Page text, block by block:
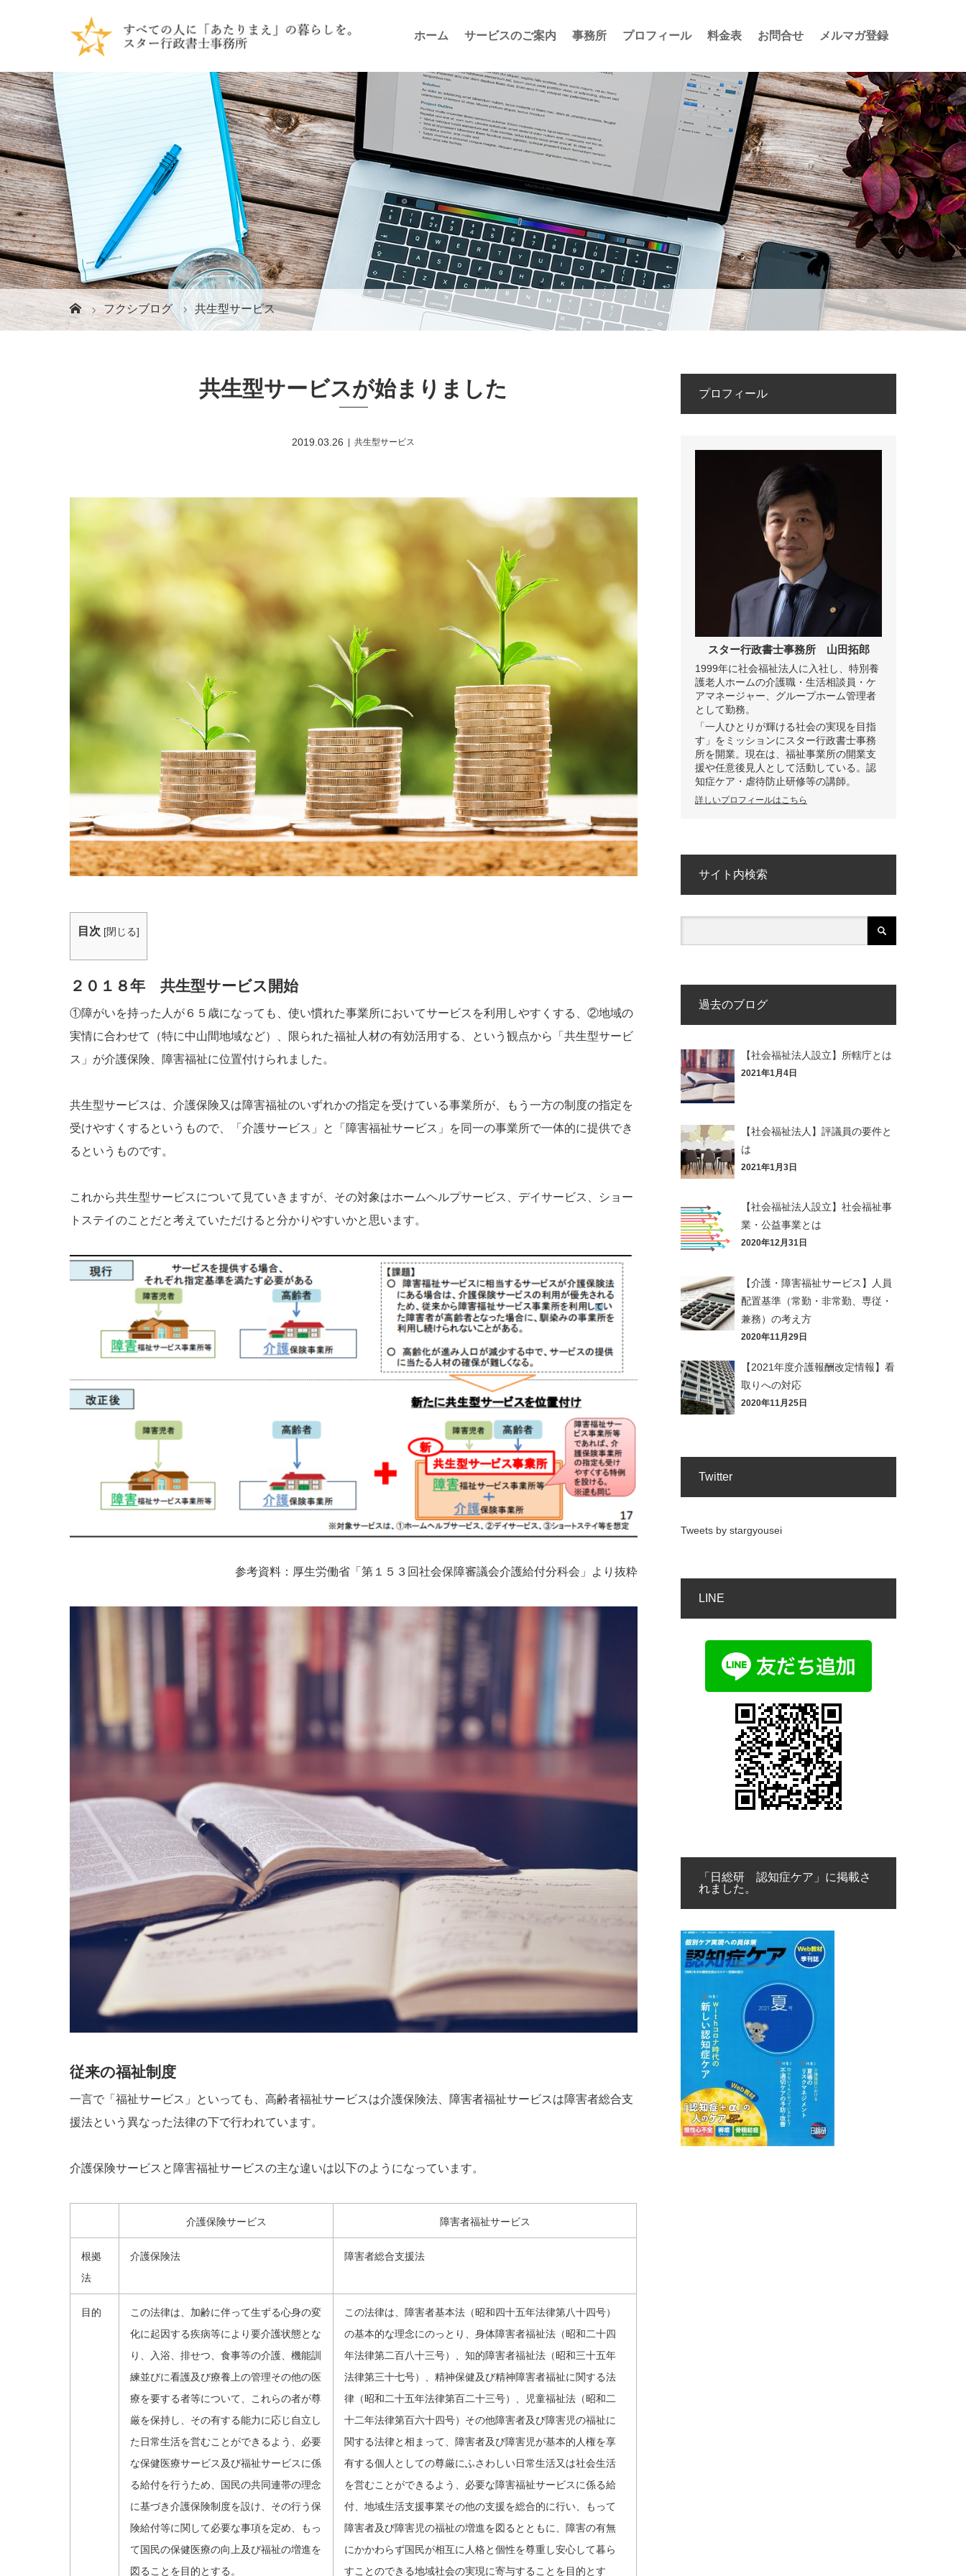
ホーム サービスのご案内 事務所 プロフィール 料金表 お問合せ メルマガ登録
フクシブログ 共生型サービス
共生型サービスが始まりました
2019.03.26 共生型サービス
目次 [閉じる]
２０１８年 共生型サービス開始
①障がいを持った人が６５歳になっても、使い慣れた事業所においてサービスを利用しやすくする、②地域の
実情に合わせて（特に中山間地域など）、限られた福祉人材の有効活用する、という観点から「共生型サービ
ス」が介護保険、障害福祉に位置付けられました。
共生型サービスは、介護保険又は障害福祉のいずれかの指定を受けている事業所が、もう一方の制度の指定を
受けやすくするというもので、「介護サービス」と「障害福祉サービス」を同一の事業所で一体的に提供でき
るというものです。
これから共生型サービスについて見ていきますが、その対象はホームヘルプサービス、デイサービス、ショー
トステイのことだと考えていただけると分かりやすいかと思います。
参考資料：厚生労働省「第１５３回社会保障審議会介護給付分科会」より抜粋
従来の福祉制度
一言で「福祉サービス」といっても、高齢者福祉サービスは介護保険法、障害者福祉サービスは障害者総合支
援法という異なった法律の下で行われています。
介護保険サービスと障害福祉サービスの主な違いは以下のようになっています。
介護保険サービス 障害者福祉サービス
根拠
法
介護保険法 障害者総合支援法
目的
この法律は、加齢に伴って生ずる心身の変
化に起因する疾病等により要介護状態とな
り、入浴、排せつ、食事等の介護、機能訓
練並びに看護及び療養上の管理その他の医
療を要する者等について、これらの者が尊
厳を保持し、その有する能力に応じ自立し
た日常生活を営むことができるよう、必要
な保健医療サービス及び福祉サービスに係
る給付を行うため、国民の共同連帯の理念
に基づき介護保険制度を設け、その行う保
険給付等に関して必要な事項を定め、もっ
て国民の保健医療の向上及び福祉の増進を
図ることを目的とする。
この法律は、障害者基本法（昭和四十五年法律第八十四号）
の基本的な理念にのっとり、身体障害者福祉法（昭和二十四
年法律第二百八十三号）、知的障害者福祉法（昭和三十五年
法律第三十七号）、精神保健及び精神障害者福祉に関する法
律（昭和二十五年法律第百二十三号）、児童福祉法（昭和二
十二年法律第百六十四号）その他障害者及び障害児の福祉に
関する法律と相まって、障害者及び障害児が基本的人権を享
有する個人としての尊厳にふさわしい日常生活又は社会生活
を営むことができるよう、必要な障害福祉サービスに係る給
付、地域生活支援事業その他の支援を総合的に行い、もって
障害者及び障害児の福祉の増進を図るとともに、障害の有無
にかかわらず国民が相互に人格と個性を尊重し安心して暮ら
すことのできる地域社会の実現に寄与することを目的とす
プロフィール
スター行政書士事務所山田拓郎
1999年に社会福祉法人に入社し、特別養
護老人ホームの介護職・生活相談員・ケ
アマネージャー、グループホーム管理者
として勤務。
「一人ひとりが輝ける社会の実現を目指
す」をミッションにスター行政書士事務
所を開業。現在は、福祉事業所の開業支
援や任意後見人として活動している。認
知症ケア・虐待防止研修等の講師。
詳しいプロフィールはこちら
サイト内検索
過去のブログ
【社会福祉法人設立】所轄庁とは
2021年1月4日
【社会福祉法人】評議員の要件と
は
2021年1月3日
【社会福祉法人設立】社会福祉事
業・公益事業とは
2020年12月31日
【介護・障害福祉サービス】人員
配置基準（常勤・非常勤、専従・
兼務）の考え方
2020年11月29日
【2021年度介護報酬改定情報】看
取りへの対応
2020年11月25日
Twitter
Tweets by stargyousei
LINE
「日総研 認知症ケア」に掲載さ
れました。